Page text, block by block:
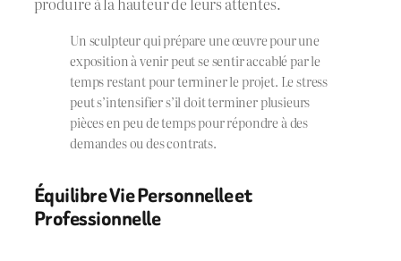
Un sculpteur qui prépare une œuvre pour une
exposition à venir peut se sentir accablé par le
temps restant pour terminer le projet. Le stress
peut s’intensifier s’il doit terminer plusieurs
pièces en peu de temps pour répondre à des
demandes ou des contrats.
Équilibre Vie Personnelle et
Professionnelle